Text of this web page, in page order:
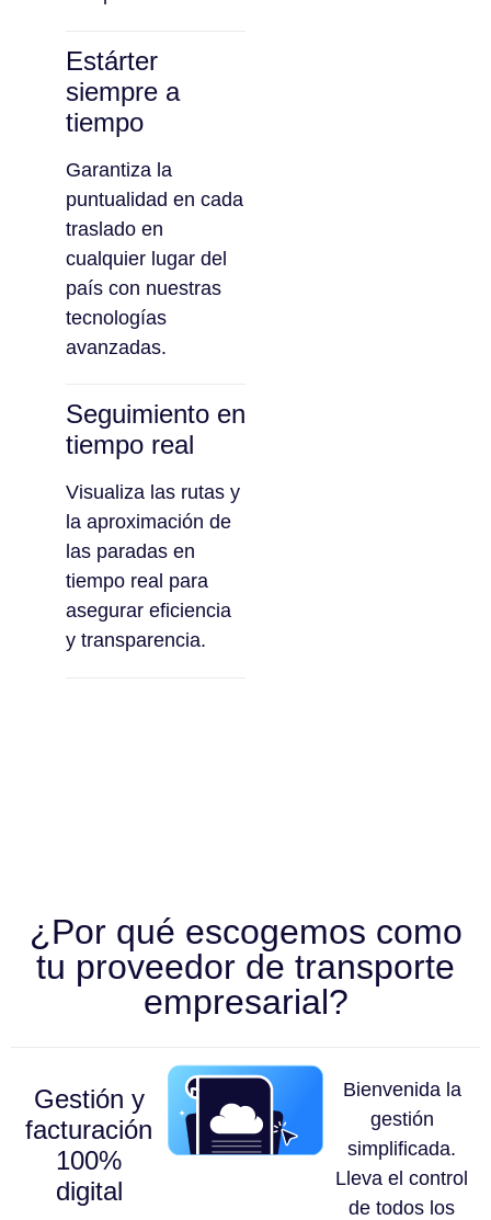
Estárter
siempre a
tiempo
Garantiza la
puntualidad en cada
traslado en
cualquier lugar del
país con nuestras
tecnologías
avanzadas.
Seguimiento en
tiempo real
Visualiza las rutas y
la aproximación de
las paradas en
tiempo real para
asegurar eficiencia
y transparencia.
¿Por qué escogemos como
tu proveedor de transporte
empresarial?
Gestión y
facturación
100%
digital
Bienvenida la
gestión
simplificada.
Lleva el control
de todos los